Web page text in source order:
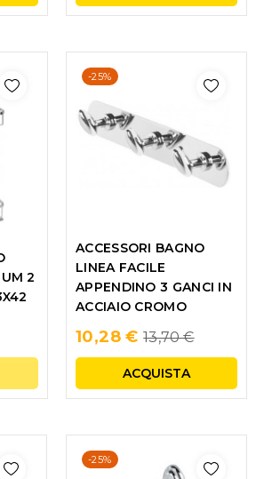
2
-25%
ACCESSORI BAGNO
LINEA FACILE
APPENDINO 3 GANCI IN
ACCIAIO CROMO
10,28 € Regular
price
13,70 €
ACQUISTA
-25%